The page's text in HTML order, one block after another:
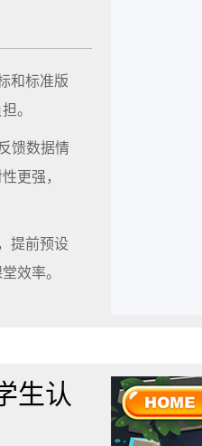
和标准版
。
馈数据情
更强，
提前预设
效率。
生认